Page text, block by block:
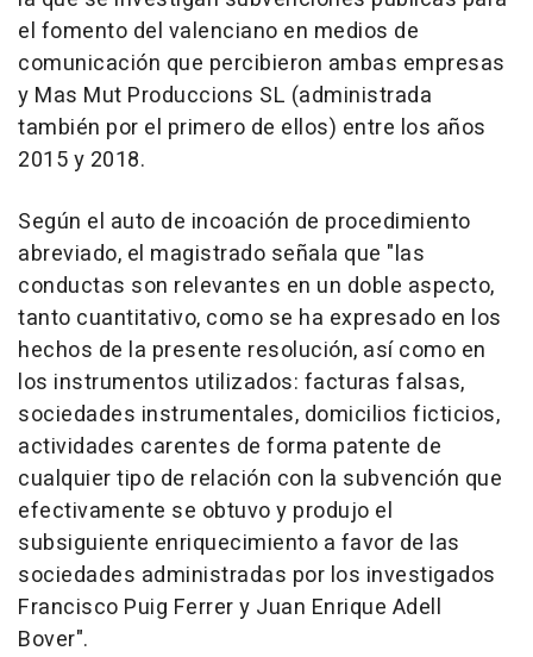
el fomento del valenciano en medios de
comunicación que percibieron ambas empresas
y Mas Mut Produccions SL (administrada
también por el primero de ellos) entre los años
2015 y 2018.
Según el auto de incoación de procedimiento
abreviado, el magistrado señala que "las
conductas son relevantes en un doble aspecto,
tanto cuantitativo, como se ha expresado en los
hechos de la presente resolución, así como en
los instrumentos utilizados: facturas falsas,
sociedades instrumentales, domicilios ficticios,
actividades carentes de forma patente de
cualquier tipo de relación con la subvención que
efectivamente se obtuvo y produjo el
subsiguiente enriquecimiento a favor de las
sociedades administradas por los investigados
Francisco Puig Ferrer y Juan Enrique Adell
Bover".